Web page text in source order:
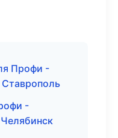
Профи -
-